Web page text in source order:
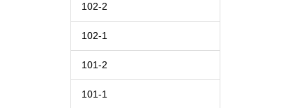
102-2
102-1
101-2
101-1